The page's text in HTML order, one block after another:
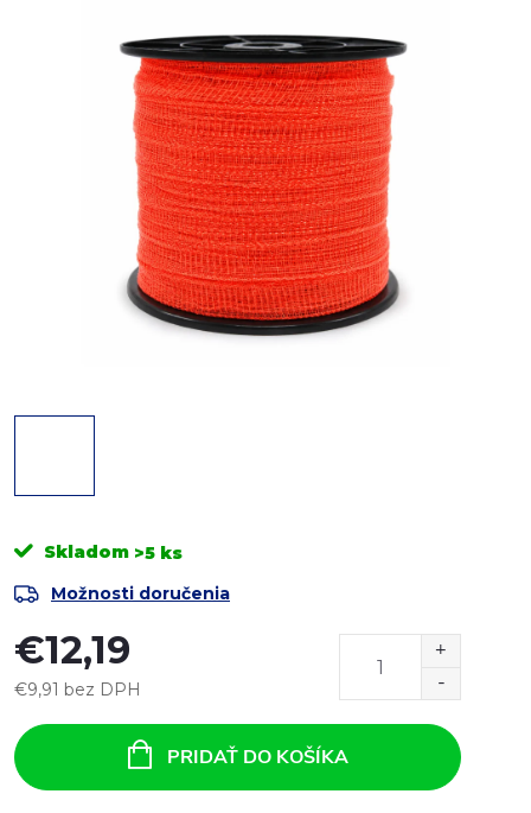
Skladom >5 ks
Možnosti doručenia
€12,19
€9,91 bez DPH
cena:
PRIDAŤ DO KOŠÍKA